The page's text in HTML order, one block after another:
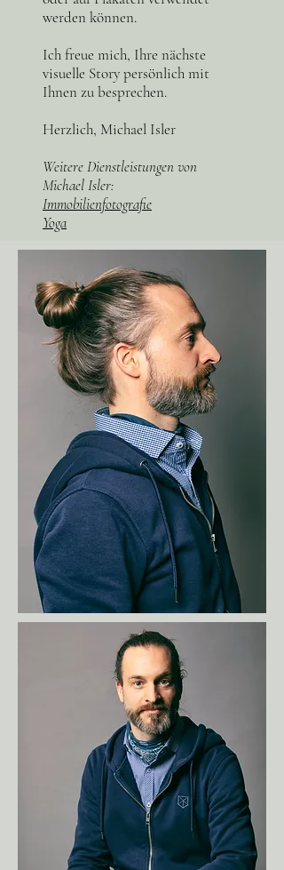
werden können.
Ich freue mich, Ihre nächste
visuelle Story persönlich mit
Ihnen zu besprechen.
Herzlich, Michael Isler
Weitere Dienstleistungen von
Michael Isler:
Immobilienfotografie
Yoga